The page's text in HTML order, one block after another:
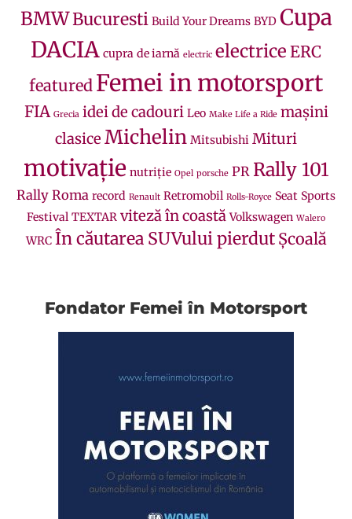
BMWBucuresti Build Your Dreams BYD Cupa
DACIA cupra de iarnă electric electrice ERC
featured Femei in motorsport
FIA Grecia idei de cadouri Leo Make Life a Ride mașini
clasice Michelin Mitsubishi Mituri
motivație nutriție Opel porsche PR Rally 101
Rally Roma record Renault Retromobil Rolls-Royce Seat Sports
Festival TEXTAR viteză în coastă Volkswagen Walero
WRC În căutarea SUVului pierdut Școală
Fondator Femei în Motorsport